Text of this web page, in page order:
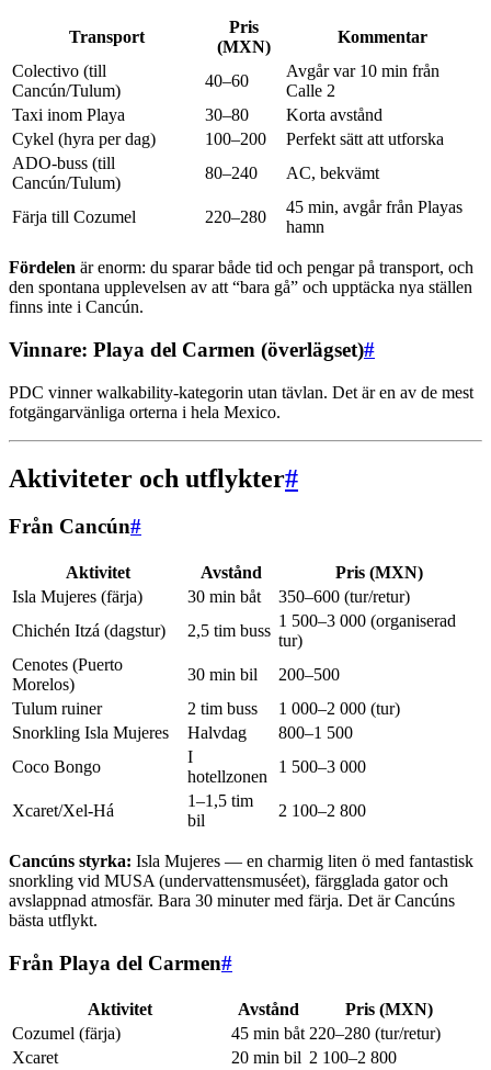
Transport
Pris
(MXN)
Kommentar
Colectivo (till
Cancún/Tulum)
40–60
Avgår var 10 min från
Calle 2
Taxi inom Playa
30–80
Korta avstånd
Cykel (hyra per dag)
100–200
Perfekt sätt att utforska
ADO-buss (till
Cancún/Tulum)
80–240 AC, bekvämt
Färja till Cozumel 220–280
45 min, avgår från Playas
hamn
Fördelen är enorm: du sparar både tid och pengar på transport, och
den spontana upplevelsen av att “bara gå” och upptäcka nya ställen
finns inte i Cancún.
Vinnare: Playa del Carmen (överlägset)#
PDC vinner walkability-kategorin utan tävlan. Det är en av de mest
fotgängarvänliga orterna i hela Mexico.
Aktiviteter och utflykter#
Från Cancún#
Aktivitet Avstånd
Pris (MXN)
Isla Mujeres (färja)
30 min båt
350–600 (tur/retur)
Chichén Itzá (dagstur)
2,5 tim buss
1 500–3 000 (organiserad
tur)
Cenotes (Puerto
Morelos)
30 min bil
200–500
Tulum ruiner
2 tim buss
1 000–2 000 (tur)
Snorkling Isla Mujeres
Halvdag
800–1 500
Coco Bongo
I
hotellzonen
1 500–3 000
Xcaret/Xel-Há
1–1,5 tim
bil
2 100–2 800
Cancúns styrka: Isla Mujeres — en charmig liten ö med fantastisk
snorkling vid MUSA (undervattensmuséet), färgglada gator och
avslappnad atmosfär. Bara 30 minuter med färja. Det är Cancúns
bästa utflykt.
Från Playa del Carmen#
Aktivitet Avstånd
Pris (MXN)
Cozumel (färja)
45 min båt 220–280 (tur/retur)
Xcaret
20 min bil 2 100–2 800